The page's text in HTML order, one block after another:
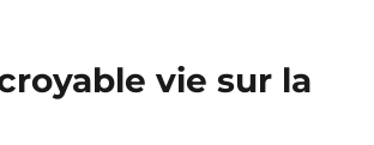
vie sur la